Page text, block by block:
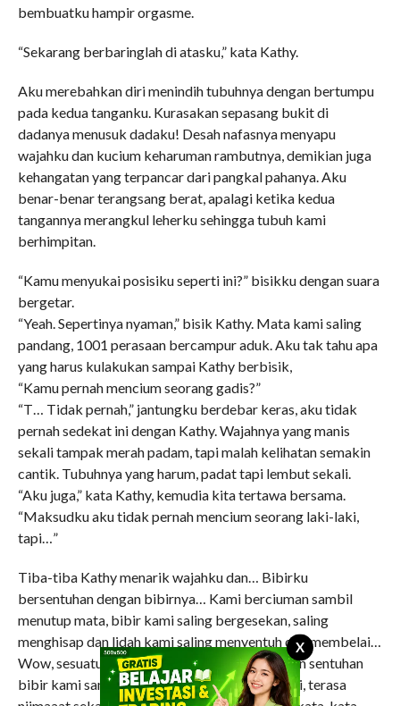
X
bembuatku hampir orgasme.
“Sekarang berbaringlah di atasku,” kata Kathy.
Aku merebahkan diri menindih tubuhnya dengan bertumpu
pada kedua tanganku. Kurasakan sepasang bukit di
dadanya menusuk dadaku! Desah nafasnya menyapu
wajahku dan kucium keharuman rambutnya, demikian juga
kehangatan yang terpancar dari pangkal pahanya. Aku
benar-benar terangsang berat, apalagi ketika kedua
tangannya merangkul leherku sehingga tubuh kami
berhimpitan.
“Kamu menyukai posisiku seperti ini?” bisikku dengan suara
bergetar.
“Yeah. Sepertinya nyaman,” bisik Kathy. Mata kami saling
pandang, 1001 perasaan bercampur aduk. Aku tak tahu apa
yang harus kulakukan sampai Kathy berbisik,
“Kamu pernah mencium seorang gadis?”
“T… Tidak pernah,” jantungku berdebar keras, aku tidak
pernah sedekat ini dengan Kathy. Wajahnya yang manis
sekali tampak merah padam, tapi malah kelihatan semakin
cantik. Tubuhnya yang harum, padat tapi lembut sekali.
“Aku juga,” kata Kathy, kemudia kita tertawa bersama.
“Maksudku aku tidak pernah mencium seorang laki-laki,
tapi…”
Tiba-tiba Kathy menarik wajahku dan… Bibirku
bersentuhan dengan bibirnya… Kami berciuman sambil
menutup mata, bibir kami saling bergesekan, saling
menghisap dan lidah kami saling menyentuh dan membelai…
Wow, sesuatu yang sangat luar biasa!!! Getaran sentuhan
bibir kami sampai terasa kesekujur tubuh kami, terasa